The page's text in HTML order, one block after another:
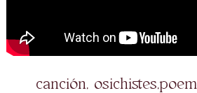
canción,